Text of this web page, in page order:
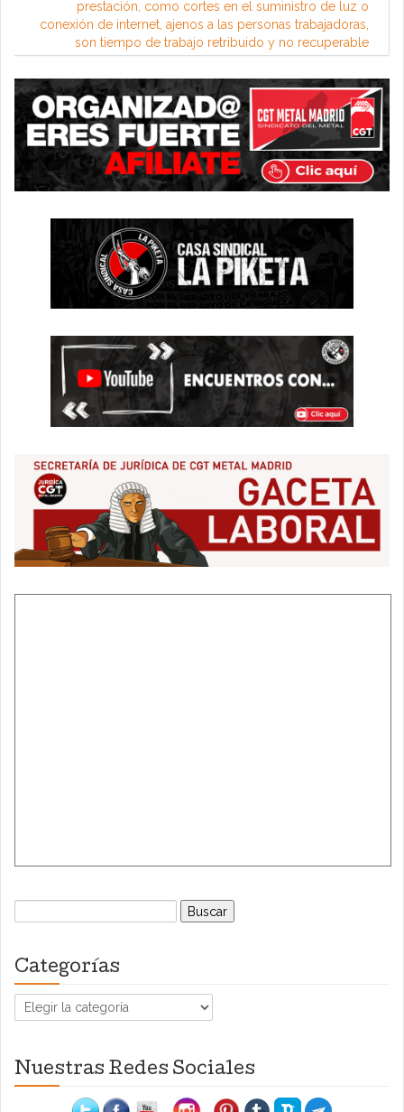
prestación, como cortes en el suministro de luz o
conexión de internet, ajenos a las personas trabajadoras,
son tiempo de trabajo retribuido y no recuperable
Buscar:
Categorías
Categorías
Nuestras Redes Sociales